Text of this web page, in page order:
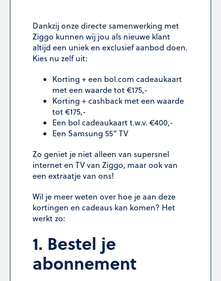
Dankzij onze directe samenwerking met
Ziggo kunnen wij jou als nieuwe klant
altijd een uniek en exclusief aanbod doen.
Kies nu zelf uit:
Korting + een bol.com cadeaukaart
met een waarde tot €175,-
Korting + cashback met een waarde
tot €175,-
Een bol cadeaukaart t.w.v. €400,-
Een Samsung 55” TV
Zo geniet je niet alleen van supersnel
internet en TV van Ziggo, maar ook van
een extraatje van ons!
Wil je meer weten over hoe je aan deze
kortingen en cadeaus kan komen? Het
werkt zo:
1. Bestel je
abonnement